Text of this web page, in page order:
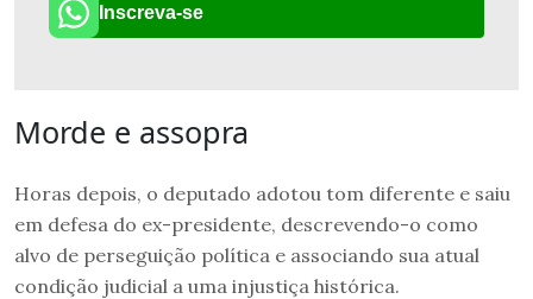
Inscreva-se
Morde e assopra
Horas depois, o deputado adotou tom diferente e saiu
em defesa do ex-presidente, descrevendo-o como
alvo de perseguição política e associando sua atual
condição judicial a uma injustiça histórica.